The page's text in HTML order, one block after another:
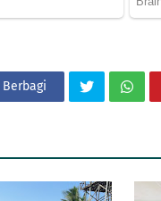
Berbagi